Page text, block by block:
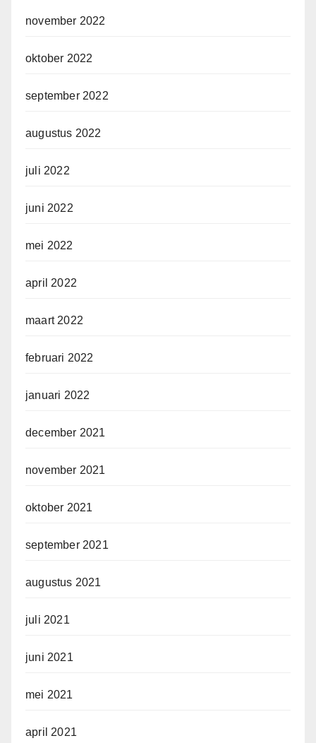
november 2022
oktober 2022
september 2022
augustus 2022
juli 2022
juni 2022
mei 2022
april 2022
maart 2022
februari 2022
januari 2022
december 2021
november 2021
oktober 2021
september 2021
augustus 2021
juli 2021
juni 2021
mei 2021
april 2021